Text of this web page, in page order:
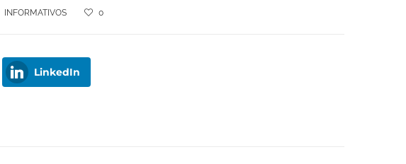
INFORMATIVOS 0
LinkedIn